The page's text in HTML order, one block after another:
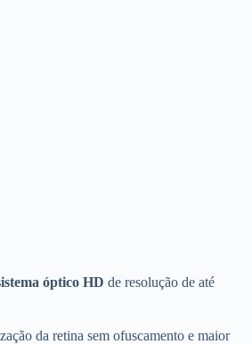
óptico HD de resolução de até
da retina sem ofuscamento e maior